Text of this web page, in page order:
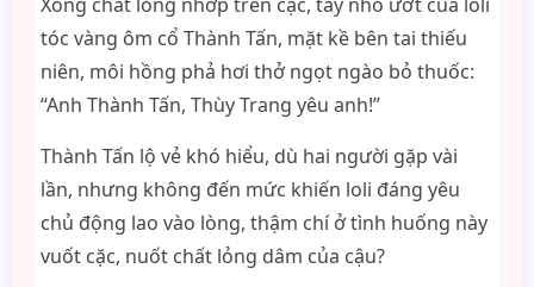
tóc vàng ôm cổ Thành Tấn, mặt kề bên tai thiếu
niên, môi hồng phả hơi thở ngọt ngào bỏ thuốc:
“Anh Thành Tấn, Thùy Trang yêu anh!”
Thành Tấn lộ vẻ khó hiểu, dù hai người gặp vài
lần, nhưng không đến mức khiến loli đáng yêu
chủ động lao vào lòng, thậm chí ở tình huống này
vuốt cặc, nuốt chất lỏng dâm của cậu?